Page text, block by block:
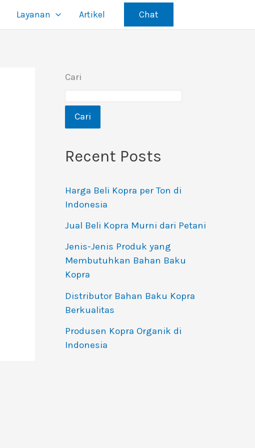
Layanan Artikel Chat
Cari
Cari
Recent Posts
Harga Beli Kopra per Ton di
Indonesia
Jual Beli Kopra Murni dari Petani
Jenis-Jenis Produk yang
Membutuhkan Bahan Baku
Kopra
Distributor Bahan Baku Kopra
Berkualitas
Produsen Kopra Organik di
Indonesia